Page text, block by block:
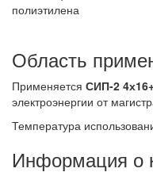
полиэтилена
Область
Применяется СИП-2
электроэнергии от
Температура
Информация о